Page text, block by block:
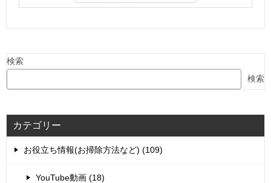
検索
検索
カテゴリー
お役立ち情報(お掃除方法など) (109)
YouTube動画 (18)